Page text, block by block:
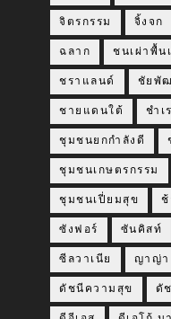
จิตรกรรม จิ้งจก
ฉลาก ชนเผ่าพื้น
ชราแลนด์ ชัยพั
ชายแดนใต้ ชำเ
ชุมชนยกกำลังดี
ชุมชนเกษตรกรรม
ชุมชนเปี่ยมสุข ช้
ซังฟอร์ ซันคิสท์
ซีลวาเนีย ญาญ่า
ดัชนีความสุข ดั